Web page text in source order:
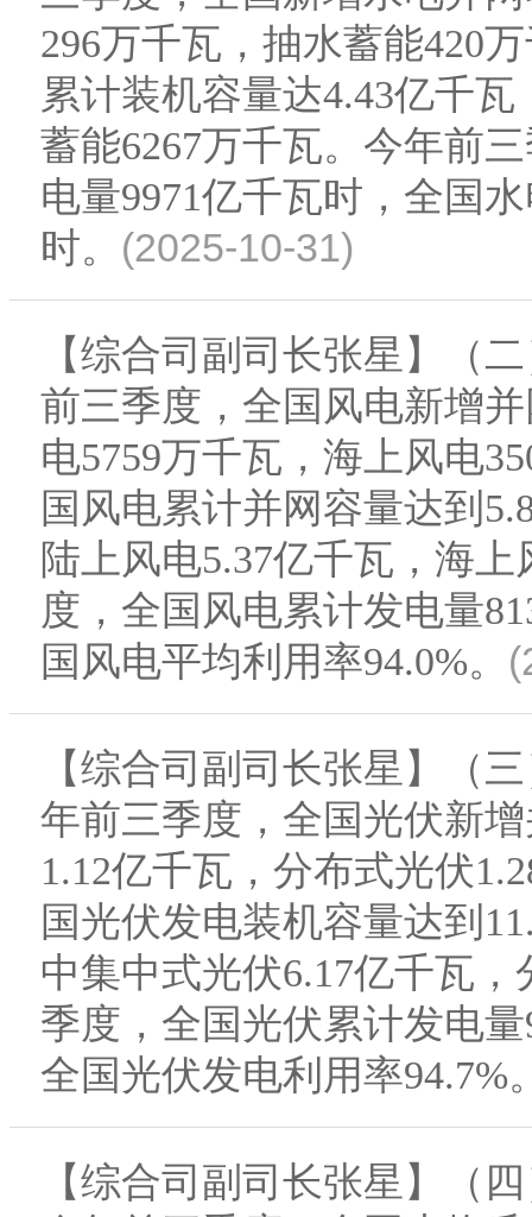
296万千瓦，抽水蓄能420
累计装机容量达4.43亿千
蓄能6267万千瓦。今年前
电量9971亿千瓦时，全国
时。 (2025-10-31)
【综合司副司长张星】（
前三季度，全国风电新增
电5759万千瓦，海上风电
国风电累计并网容量达到
陆上风电5.37亿千瓦，海
度，全国风电累计发电量
国风电平均利用率94.0%。
【综合司副司长张星】（
年前三季度，全国光伏新
1.12亿千瓦，分布式光伏
国光伏发电装机容量达到
中集中式光伏6.17亿千瓦
季度，全国光伏累计发电
全国光伏发电利用率94.7%
【综合司副司长张星】（